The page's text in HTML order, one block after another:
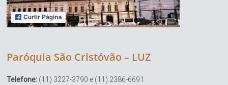
Paróquia São Cristóvão – LUZ
Telefone: (11) 3227-3790 e (11) 2386-6691